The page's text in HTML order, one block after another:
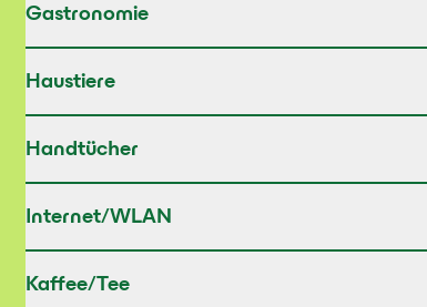
Gastronomie
Haustiere
Handtücher
Internet/WLAN
Kaffee/Tee